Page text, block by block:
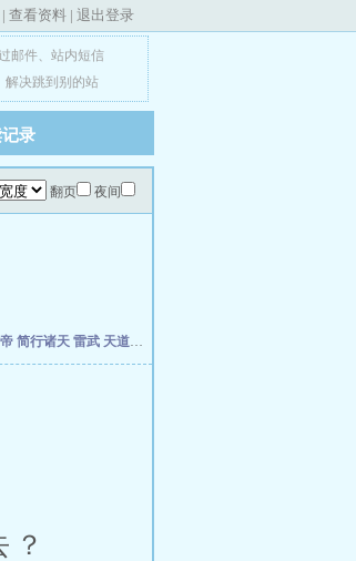
| 查看资料 | 退出登录
邮件、 站内短信
解决跳到别的站
录
翻页 夜间
简行诸天 雷武 天道天骄